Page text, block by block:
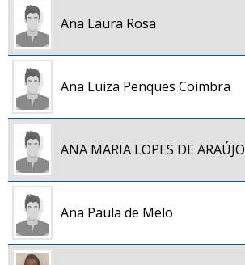
Ana Laura Rosa
Ana Luiza Penques Coimbra
ANA MARIA LOPES DE ARAÚJO
Ana Paula de Melo